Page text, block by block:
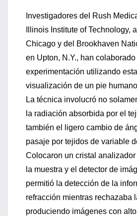
Investigadores del Rush
Illinois Institute of Technology,
Chicago y del Brookhaven
en Upton, N.Y., han colaborado
experimentación utilizando
visualización de un pie
La técnica involucró no
la radiación absorbida por el
también el ligero cambio de
pasaje por tejidos de variable
Colocaron un cristal
la muestra y el detector de
permitió la detección de la
refracción mientras rechazaba
produciendo imágenes con